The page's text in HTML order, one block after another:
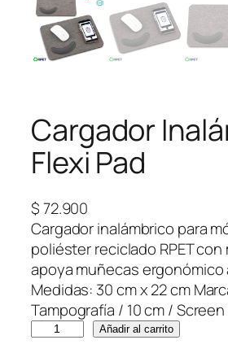
Cargador
Flexi Pad
$72.900
Cargador inalámbrico para
poliéster reciclado RPET
apoya muñecas ergonómico
Medidas: 30 cm x 22 cm
Tampografía / 10 cm / Screen
Añadir al carrito